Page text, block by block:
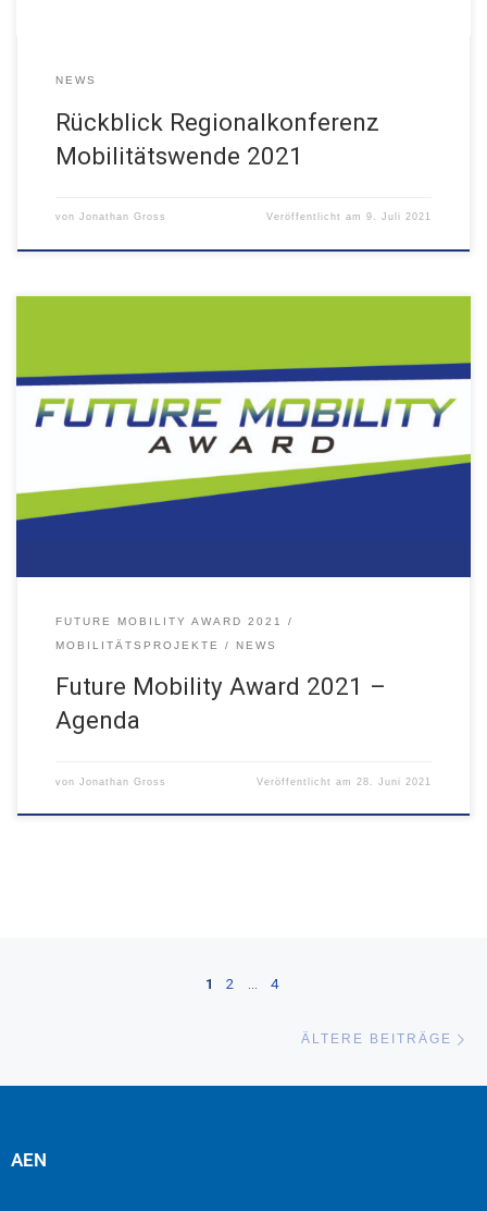
NEWS
Rückblick Regionalkonferenz
Mobilitätswende 2021
von Jonathan Gross Veröffentlicht am9. Juli 2021
06.07.2021 14:00 - 16:00 Pitches & Keynote: „Die digitale
Transformation des ÖPNV im Spannungsfeld von Politik und Start-
FUTURE MOBILITY AWARD 2021
MOBILITÄTSPROJEKTE
NEWS
Future Mobility Award 2021 –
Agenda
von Jonathan Gross Veröffentlicht am 28. Juni 2021
Beitragsnavigation
1 2 … 4
ÄLTERE BEITRÄGE
AEN